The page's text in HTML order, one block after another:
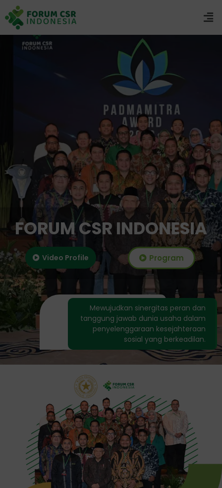
FORUM CSR INDONESIA
Video Profile Program
Mewujudkan sinergitas peran dan
tanggung jawab dunia usaha dalam
penyelenggaraan kesejahteraan
sosial yang berkeadilan.